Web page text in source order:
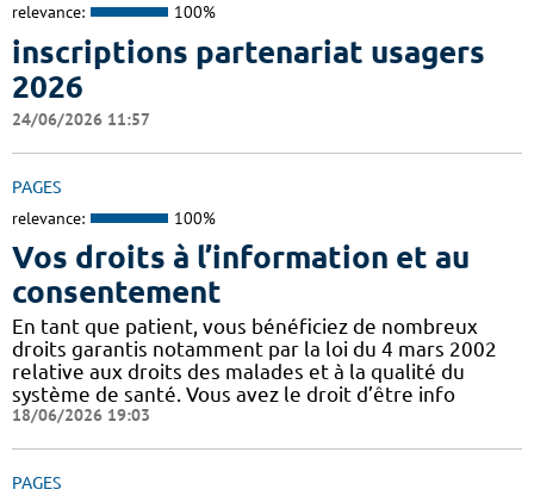
relevance: 100%
inscriptions partenariat usagers
2026
24/06/2026 11:57
PAGES
relevance: 100%
Vos droits à l’information et au
consentement
En tant que patient, vous bénéficiez de nombreux
droits garantis notamment par la loi du 4 mars 2002
relative aux droits des malades et à la qualité du
système de santé. Vous avez le droit d’être info
18/06/2026 19:03
PAGES